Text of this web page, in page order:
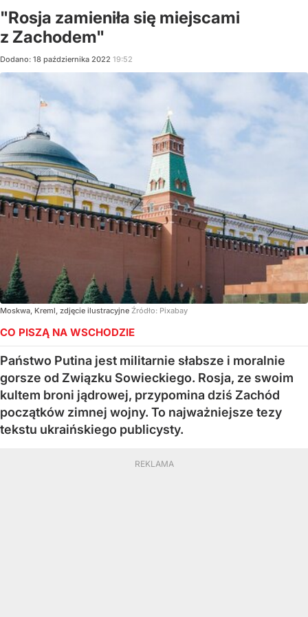
"Rosja zamieniła się miejscami
z Zachodem"
Dodano: 18 października 2022 19:52
Moskwa, Kreml, zdjęcie ilustracyjne Źródło: Pixabay
CO PISZĄ NA WSCHODZIE
Państwo Putina jest militarnie słabsze i moralnie
gorsze od Związku Sowieckiego. Rosja, ze swoim
kultem broni jądrowej, przypomina dziś Zachód
początków zimnej wojny. To najważniejsze tezy
tekstu ukraińskiego publicysty.